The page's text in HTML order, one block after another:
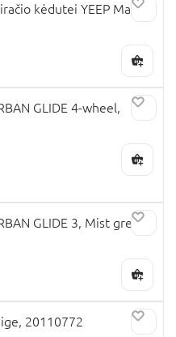
kėdutei YEEP Maxi,
GLIDE 4-wheel,
GLIDE 3, Mist green,
20110772